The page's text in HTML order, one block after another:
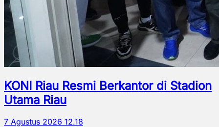
KONI Riau Resmi Berkantor di Stadion
Utama Riau
7 Agustus 2026 12.18